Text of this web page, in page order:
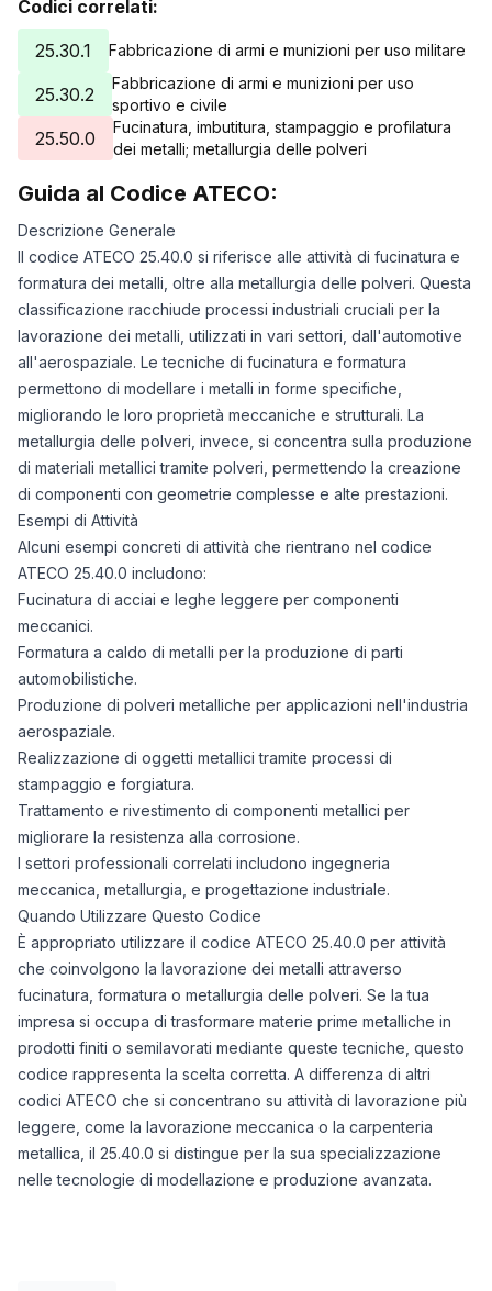
Codici correlati:
25.30.1
Fabbricazione di armi e munizioni per uso militare
25.30.2
Fabbricazione di armi e munizioni per uso
sportivo e civile
25.50.0
Fucinatura, imbutitura, stampaggio e profilatura
dei metalli; metallurgia delle polveri
Guida al Codice ATECO:
Descrizione Generale
Il codice ATECO 25.40.0 si riferisce alle attività di fucinatura e
formatura dei metalli, oltre alla metallurgia delle polveri. Questa
classificazione racchiude processi industriali cruciali per la
lavorazione dei metalli, utilizzati in vari settori, dall'automotive
all'aerospaziale. Le tecniche di fucinatura e formatura
permettono di modellare i metalli in forme specifiche,
migliorando le loro proprietà meccaniche e strutturali. La
metallurgia delle polveri, invece, si concentra sulla produzione
di materiali metallici tramite polveri, permettendo la creazione
di componenti con geometrie complesse e alte prestazioni.
Esempi di Attività
Alcuni esempi concreti di attività che rientrano nel codice
ATECO 25.40.0 includono:
Fucinatura di acciai e leghe leggere per componenti
meccanici.
Formatura a caldo di metalli per la produzione di parti
automobilistiche.
Produzione di polveri metalliche per applicazioni nell'industria
aerospaziale.
Realizzazione di oggetti metallici tramite processi di
stampaggio e forgiatura.
Trattamento e rivestimento di componenti metallici per
migliorare la resistenza alla corrosione.
I settori professionali correlati includono ingegneria
meccanica, metallurgia, e progettazione industriale.
Quando Utilizzare Questo Codice
È appropriato utilizzare il codice ATECO 25.40.0 per attività
che coinvolgono la lavorazione dei metalli attraverso
fucinatura, formatura o metallurgia delle polveri. Se la tua
impresa si occupa di trasformare materie prime metalliche in
prodotti finiti o semilavorati mediante queste tecniche, questo
codice rappresenta la scelta corretta. A differenza di altri
codici ATECO che si concentrano su attività di lavorazione più
leggere, come la lavorazione meccanica o la carpenteria
metallica, il 25.40.0 si distingue per la sua specializzazione
nelle tecnologie di modellazione e produzione avanzata.